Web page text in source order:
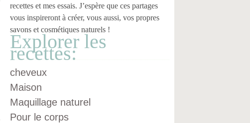
recettes et mes essais. J’espère que ces partages
vous inspireront à créer, vous aussi, vos propres
savons et cosmétiques naturels !
Explorer les
recettes:
cheveux
Maison
Maquillage naturel
Pour le corps